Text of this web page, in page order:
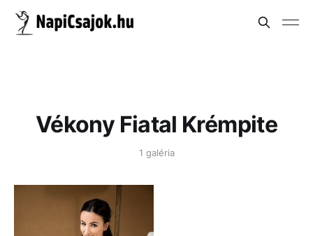
Vékony Fiatal Krémpite
1 galéria